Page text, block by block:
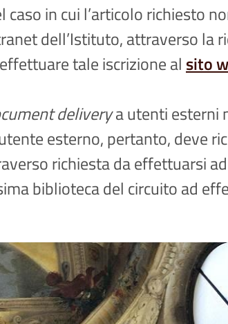
in cui l’articolo richiesto
dell’Istituto, attraverso la
tale iscrizione al sito
deliverya utenti esterni
esterno, pertanto, deve
richiesta da effettuarsi
biblioteca del circuito ad